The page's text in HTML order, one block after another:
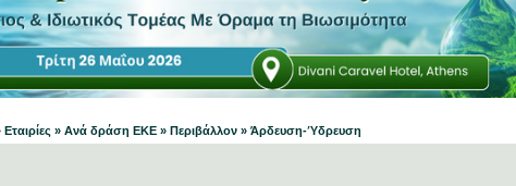
» Ανά δράση ΕΚΕ » Περιβάλλον » Άρδευση-Ύδρευση